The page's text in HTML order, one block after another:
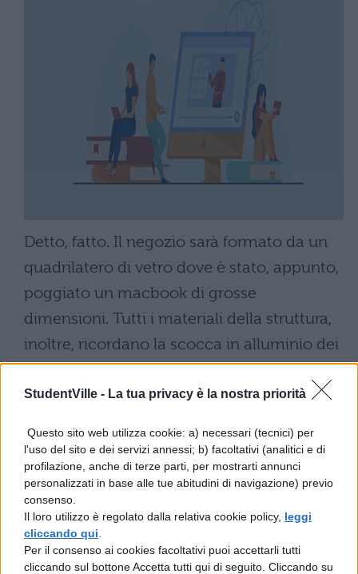
StudentVille - La tua privacy è la nostra priorità
Questo sito web utilizza cookie: a) necessari (tecnici) per
l'uso del sito e dei servizi annessi; b) facoltativi (analitici e di
profilazione, anche di terze parti, per mostrarti annunci
personalizzati in base alle tue abitudini di navigazione) previo
consenso.
Il loro utilizzo è regolato dalla relativa cookie policy, leggi
cliccando qui
Per il consenso ai cookies facoltativi puoi accettarli tutti
cliccando sul bottone Accetta tutti qui di seguito. Cliccando su
Detto, fatto. Il negozio sarà formato da un
quadrilatero di vetro dove è stato, appunto,
poggiato un macbook di grosse
dimensioni. Tutti i materiali della struttura,
inoltre, ricordano la scocca in alluminio dei
famosi computer. Da quanto è emerso pare
che nei progetti iniziali non fosse prevista
rifinitura. Il punto vendita sarà grande quasi
2 mila metri quadriripartiti su due piani.